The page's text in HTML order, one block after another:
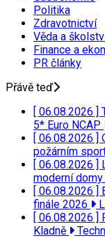
Politika
Zdravotnictví
Věda a
Finance a
PR články
Přávě teď
[ 06.08.2026 ]
5* Euro NCAP
[ 06.08.2026 ]
požárním
[ 06.08.2026 ]
moderní domy
[ 06.08.2026 ]
finále 2026
[ 06.08.2026 ]
Kladně